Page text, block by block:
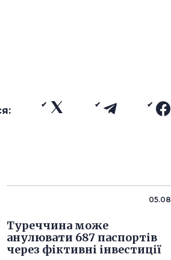
05.08
Туреччина може
анулювати 687 паспортів
через фіктивні інвестиції